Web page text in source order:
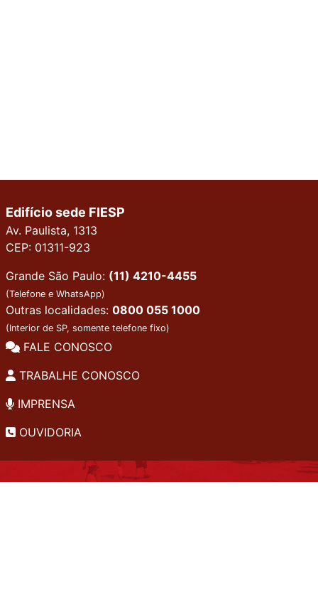
Edifício sede FIESP
Av. Paulista, 1313
CEP: 01311-923
Grande São Paulo: (11) 4210-4455
(Telefone e WhatsApp)
Outras localidades: 0800 055 1000
(Interior de SP, somente telefone fixo)
FALE CONOSCO
TRABALHE CONOSCO
IMPRENSA
OUVIDORIA